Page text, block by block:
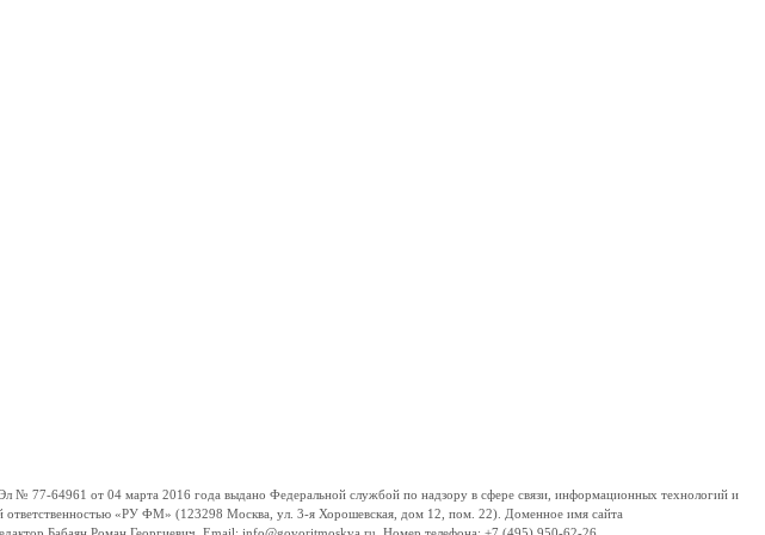
77-64961 от 04 марта 2016 года выдано Федеральной службой по надзору в сфере связи, информационных технологий и
«РУ ФМ» (123298 Москва, ул. 3-я Хорошевская, дом 12, пом. 22). Доменное имя сайта